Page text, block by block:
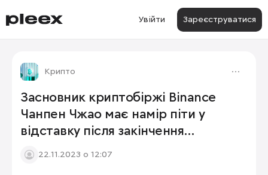
Увійти Зареєструватися
Крипто
Засновник криптобіржі Binance
Чанпен Чжао має намір піти у
відставку після закінчення
кримінального розслідування, що
22.11.2023 о 12:07